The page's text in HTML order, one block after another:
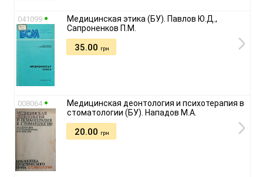
041099
Медицинская этика (БУ). Павлов Ю.Д.,
Сапроненков П.М.
35.00 грн
008064
Медицинская деонтология и психотерапия в
стоматологии (БУ). Нападов М.А.
20.00 грн